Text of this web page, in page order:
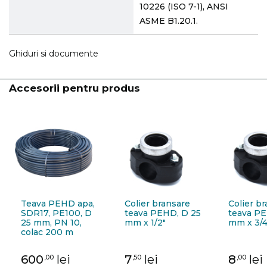
10226 (ISO 7-1), ANSI
ASME B1.20.1.
Ghiduri si documente
Accesorii pentru produs
Teava PEHD apa,
SDR17, PE100, D
25 mm, PN 10,
colac 200 m
600 ,00 lei
Colier bransare
teava PEHD, D 25
mm x 1/2"
7,50 lei
Colier
teava
mm x 3/
8 ,00 lei